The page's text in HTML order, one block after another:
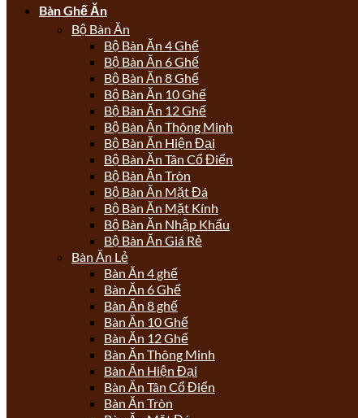
Bàn Ghế Ăn
Bộ Bàn Ăn
Bộ Bàn Ăn 4 Ghế
Bộ Bàn Ăn 6 Ghế
Bộ Bàn Ăn 8 Ghế
Bộ Bàn Ăn 10 Ghế
Bộ Bàn Ăn 12 Ghế
Bộ Bàn Ăn Thông Minh
Bộ Bàn Ăn Hiện Đại
Bộ Bàn Ăn Tân Cổ Điển
Bộ Bàn Ăn Tròn
Bộ Bàn Ăn Mặt Đá
Bộ Bàn Ăn Mặt Kính
Bộ Bàn Ăn Nhập Khẩu
Bộ Bàn Ăn Giá Rẻ
Bàn Ăn Lẻ
Bàn Ăn 4 ghế
Bàn Ăn 6 Ghế
Bàn Ăn 8 ghế
Bàn Ăn 10 Ghế
Bàn Ăn 12 Ghế
Bàn Ăn Thông Minh
Bàn Ăn Hiện Đại
Bàn Ăn Tân Cổ Điển
Bàn Ăn Tròn